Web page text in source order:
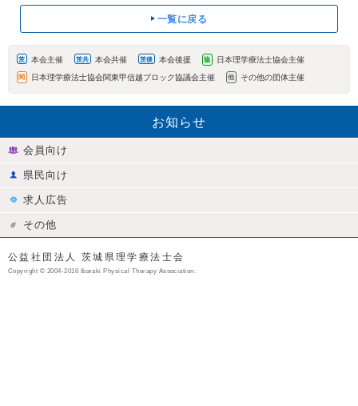
一覧に戻る
茨 本会主催 茨共 本会共催 茨後 本会後援 協 日本理学療法士協会主催
関 日本理学療法士協会関東甲信越ブロック協議会主催 他 その他の団体主催
お知らせ
会員向け
県民向け
求人広告
その他
公益社団法人 茨城県理学療法士会
Copyright © 2004-2016 Ibaraki Physical Therapy Association.